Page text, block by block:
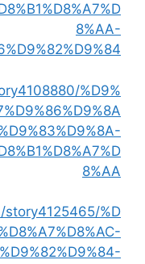
8%AA-
%D9%
8%AA
%D